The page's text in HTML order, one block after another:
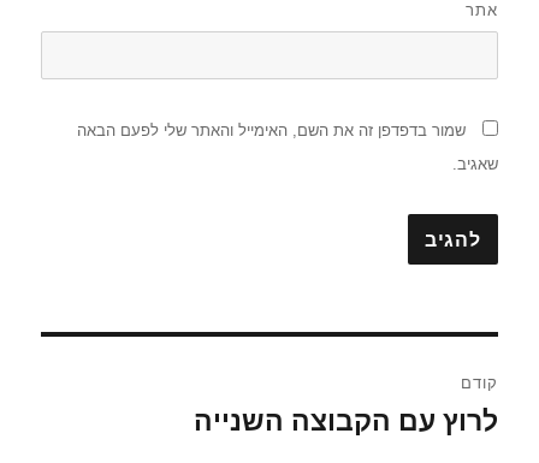
אתר
שמור בדפדפן זה את השם, האימייל והאתר שלי לפעם הבאה
שאגיב.
קודם
הפוסט
לרוץ עם הקבוצה השנייה